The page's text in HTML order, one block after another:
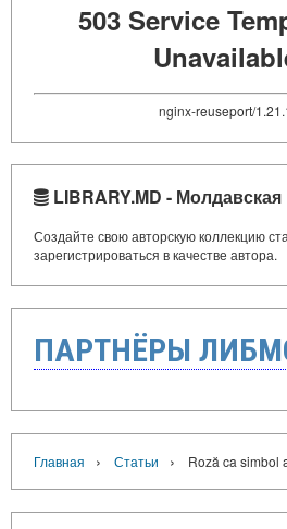
503 Service
nginx-reuseport/
LIBRARY.MD -
Создайте свою авторскую коллекцию
зарегистрироваться в качестве автора.
ПАРТНЁРЫ
Главная › Статьи › Roză ca simbol